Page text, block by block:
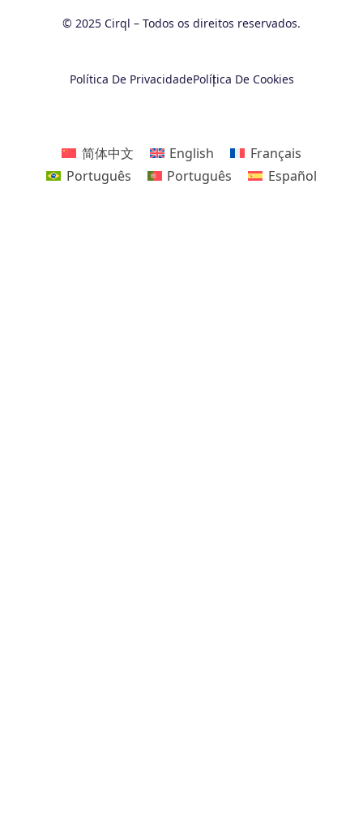
© 2025 Cirql – Todos os direitos reservados.
Política De PrivacidadePolítica De Cookies
简体中文 English
Français
Português
Português Español